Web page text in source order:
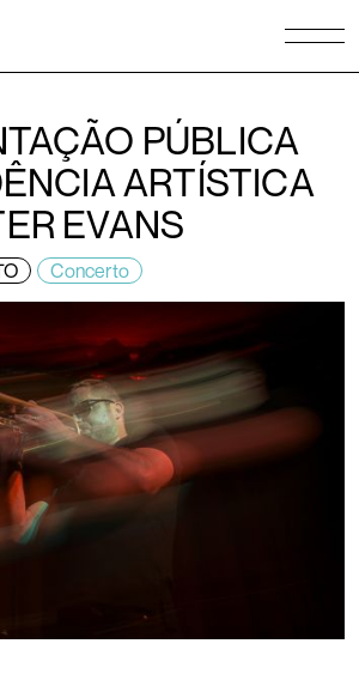
PÚBLICA
ARTÍSTICA
EVANS
Concerto